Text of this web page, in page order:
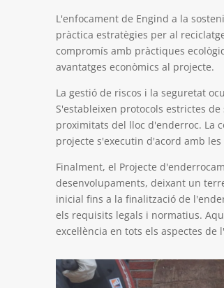
L'enfocament de Engind a la
pràctica estratègies per al
compromís amb pràctiques
avantatges econòmics al projecte.
La gestió de riscos i la seguretat
S'estableixen protocols estrictes
proximitats del lloc d'enderroc. La
projecte s'executin d'acord amb
Finalment, el Projecte
desenvolupaments, deixant un
inicial fins a la finalització de
els requisits legals i normatius.
excel·lència en tots els aspectes